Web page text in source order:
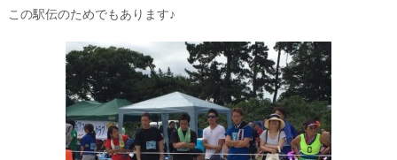
この駅伝のためでもあります♪